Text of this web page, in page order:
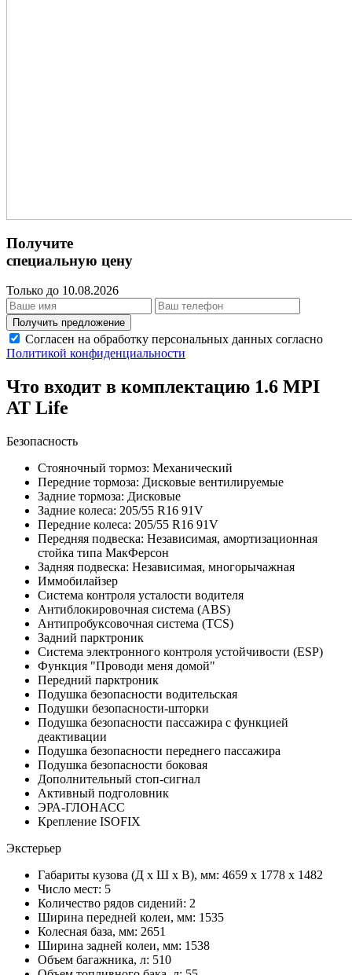
Получите
специальную цену
Только до 10.08.2026
Получить предложение
Согласен на обработку персональных данных согласно
Политикой конфиденциальности
Что входит в комплектацию 1.6 MPI
AT Life
Безопасность
Стояночный тормоз: Механический
Передние тормоза: Дисковые вентилируемые
Задние тормоза: Дисковые
Задние колеса: 205/55 R16 91V
Передние колеса: 205/55 R16 91V
Передняя подвеска: Независимая, амортизационная
стойка типа МакФерсон
Задняя подвеска: Независимая, многорычажная
Иммобилайзер
Система контроля усталости водителя
Антиблокировочная система (ABS)
Антипробуксовочная система (TCS)
Задний парктроник
Система электронного контроля устойчивости (ESP)
Функция "Проводи меня домой"
Передний парктроник
Подушка безопасности водительская
Подушки безопасности-шторки
Подушка безопасности пассажира с функцией
деактивации
Подушка безопасности переднего пассажира
Подушка безопасности боковая
Дополнительный стоп-сигнал
Активный подголовник
ЭРА-ГЛОНАСС
Крепление ISOFIX
Экстерьер
Габариты кузова (Д x Ш x В), мм: 4659 x 1778 x 1482
Число мест: 5
Количество рядов сидений: 2
Ширина передней колеи, мм: 1535
Колесная база, мм: 2651
Ширина задней колеи, мм: 1538
Объем багажника, л: 510